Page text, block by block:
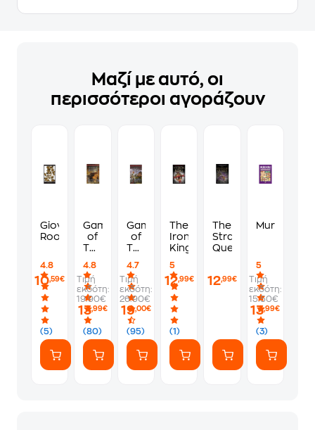
Μαζί με αυτό, οι
περισσότεροι αγοράζουν
Giovanni's
Room
4.8
(5)
10,59€
Game
of
Thrones
χορός
των
δράκων
- Το
κάλεσμα
της
φλόγας
4.8
(80)
Τιμή
εκδότη:
19.90€
13,99€
Game
of
Thrones-
ορνίων
(βιβλίο
4)
4.7
(95)
Τιμή
εκδότη:
26.90€
19,00€
The
Iron
King
5
(1)
12,99€
The
Strangled
Queen
12,99€
Murdoku
5
(3)
Τιμή
εκδότη:
15.50€
13,99€